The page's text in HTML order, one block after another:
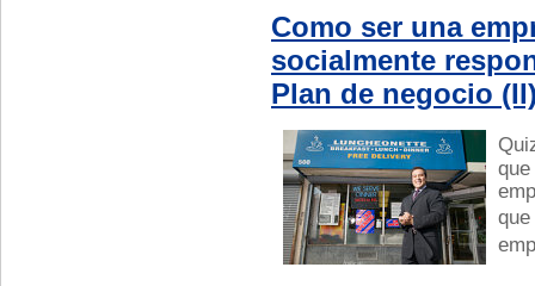
Como ser una
socialmente
Plan de negocio